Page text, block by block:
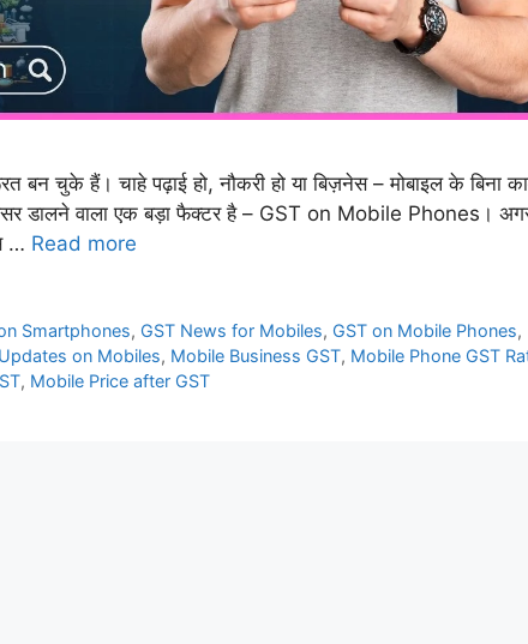
चुके हैं। चाहे पढ़ाई हो, नौकरी हो या बिज़नेस – मोबाइल के बिना
डालने वाला एक बड़ा फैक्टर है – GST on Mobile Phones।
… Read more
Smartphones, GST News for Mobiles, GST on Mobile Phones,
on Mobiles, Mobile Business GST, Mobile Phone GST
, Mobile Price after GST